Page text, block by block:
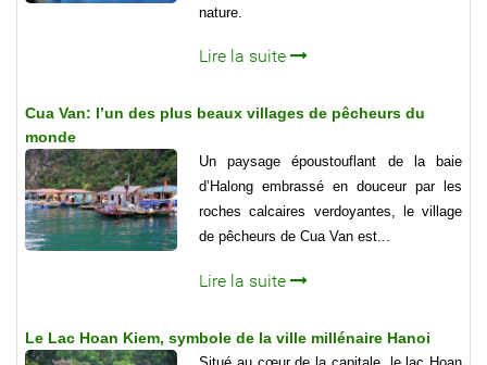
nature.
Lire la suite
Cua Van: l’un des plus beaux villages de pêcheurs du
monde
Un paysage époustouflant de la baie
d’Halong embrassé en douceur par les
roches calcaires verdoyantes, le village
de pêcheurs de Cua Van est...
Lire la suite
Le Lac Hoan Kiem, symbole de la ville millénaire Hanoi